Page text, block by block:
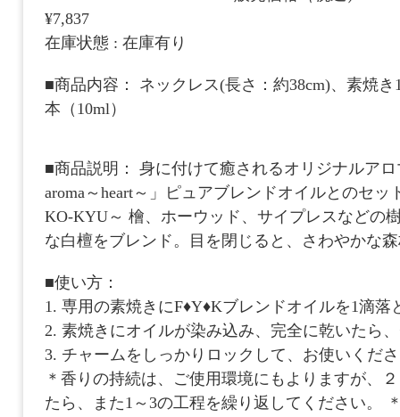
¥7,837
在庫状態 : 在庫有り
■商品内容： ネックレス(長さ：約38cm)、素焼
本（10ml）
■商品説明： 身に付けて癒されるオリジナルア
aroma～heart～」ピュアブレンドオイルとのセ
KO-KYU～ 檜、ホーウッド、サイプレスなどの
な白檀をブレンド。目を閉じると、さわやかな
■使い方：
1. 専用の素焼きにF♦Y♦Kブレンドオイルを1滴落
2. 素焼きにオイルが染み込み、完全に乾いたら
3. チャームをしっかりロックして、お使いくだ
＊香りの持続は、ご使用環境にもよりますが、
たら、また1～3の工程を繰り返してください。